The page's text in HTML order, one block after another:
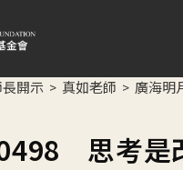
開示 > 真如老師 > 廣海明
思考是